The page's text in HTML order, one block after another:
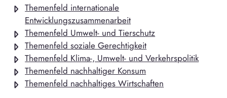
Themenfeld internationale
Entwicklungszusammenarbeit
Themenfeld Umwelt- und Tierschutz
Themenfeld soziale Gerechtigkeit
Themenfeld Klima-, Umwelt- und Verkehrspolitik
Themenfeld nachhaltiger Konsum
Themenfeld nachhaltiges Wirtschaften